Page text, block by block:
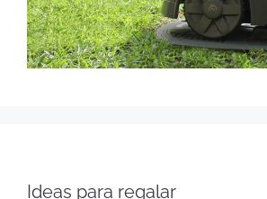
Ideas para regalar